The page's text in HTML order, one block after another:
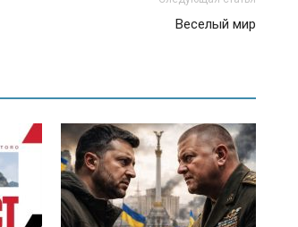
Веселый мир